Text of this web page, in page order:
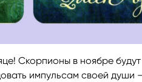
Скорпионы в ноябре
импульсам своей души